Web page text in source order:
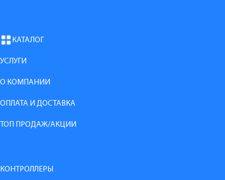
КАТАЛОГ
УСЛУГИ
О КОМПАНИИ
ОПЛАТА И ДОСТАВКА
ТОП ПРОДАЖ/АКЦИИ
КОНТРОЛЛЕРЫ